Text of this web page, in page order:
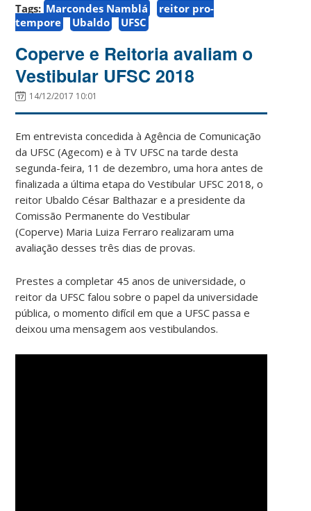
Tags: Marcondes Namblá
reitor pro-
tempore
Ubaldo UFSC
Coperve e Reitoria avaliam o
Vestibular UFSC 2018
14/12/2017 10:01
Em entrevista concedida à Agência de Comunicação
da UFSC (Agecom) e à TV UFSC na tarde desta
segunda-feira, 11 de dezembro, uma hora antes de
finalizada a última etapa do Vestibular UFSC 2018, o
reitor Ubaldo César Balthazar e a presidente da
Comissão Permanente do Vestibular
(Coperve) Maria Luiza Ferraro realizaram uma
avaliação desses três dias de provas.
Prestes a completar 45 anos de universidade, o
reitor da UFSC falou sobre o papel da universidade
pública, o momento difícil em que a UFSC passa e
deixou uma mensagem aos vestibulandos.